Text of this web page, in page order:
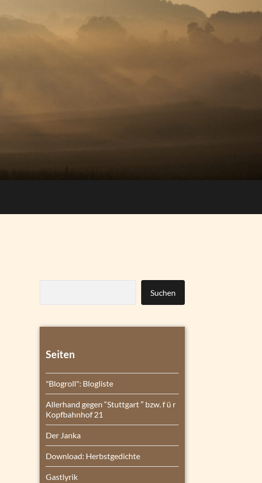
Suchen
Seiten
"Blogroll": Blogliste
Allerhand gegen “Stuttgart ″ bzw. f ü r
Kopfbahnhof 21
Der Janka
Download: Herbstgedichte
Gastlyrik